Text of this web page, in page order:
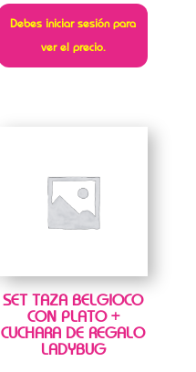
Debes iniciar sesión para
ver el precio.
SET TAZA BELGIOCO
CON PLATO +
CUCHARA DE REGALO
LADYBUG